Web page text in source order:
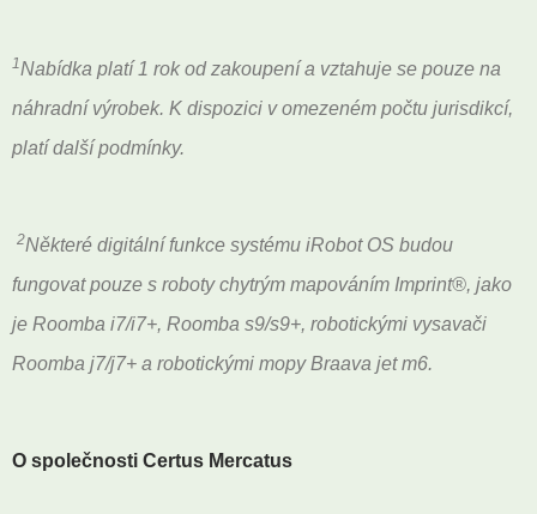
1Nabídka platí 1 rok od zakoupení a vztahuje se pouze na
náhradní výrobek. K dispozici v omezeném počtu jurisdikcí,
platí další podmínky.
2Některé digitální funkce systému iRobot OS budou
fungovat pouze s roboty chytrým mapováním Imprint®, jako
je Roomba i7/i7+, Roomba s9/s9+, robotickými vysavači
Roomba j7/j7+ a robotickými mopy Braava jet m6.
O společnosti Certus Mercatus